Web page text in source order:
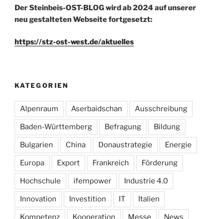
Der Steinbeis-OST-BLOG wird ab 2024 auf unserer
neu gestalteten Webseite fortgesetzt:
https://stz-ost-west.de/aktuelles
KATEGORIEN
Alpenraum Aserbaidschan Ausschreibung
Baden-Württemberg Befragung Bildung
Bulgarien China Donaustrategie Energie
Europa Export Frankreich Förderung
Hochschule ifempower Industrie 4.0
Innovation Investition IT Italien
Kompetenz Kooperation Messe News